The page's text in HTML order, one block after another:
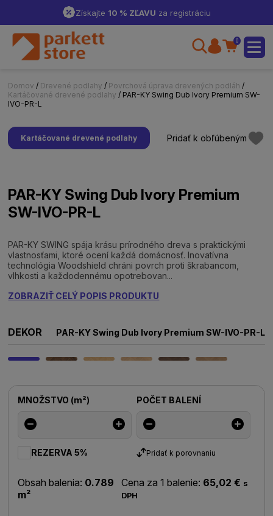
Získajte 10 % ZĽAVU za registráciu
0
Domov / Drevené podlahy / Povrchová úprava drevených podláh /
Kartáčované drevené podlahy / PAR-KY Swing Dub Ivory Premium SW-
IVO-PR-L
Kartáčované drevené podlahy Pridať k obľúbeným
PAR-KY Swing Dub Ivory Premium
SW-IVO-PR-L
PAR-KY SWING spája krásu prírodného dreva s praktickými
vlastnosťami, ktoré ocení každá domácnosť. Inovatívna
technológia Woodshield chráni povrch proti škrabancom,
vlhkosti a každodennému opotrebovan...
ZOBRAZIŤ CELÝ POPIS PRODUKTU
DEKOR PAR-KY Swing Dub Ivory Premium SW-IVO-PR-L
MNOŽSTVO (m²) POČET BALENÍ
REZERVA 5% Pridať k porovnaniu
Obsah balenia: 0.789
m²
Cena za 1 balenie: 65,02 € s
DPH